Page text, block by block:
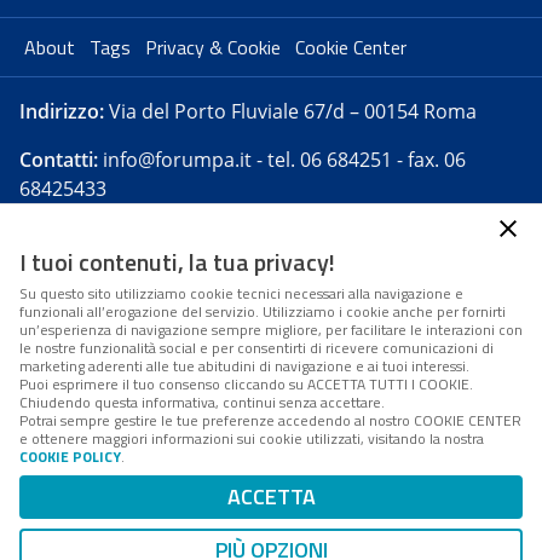
About Tags Privacy & Cookie Cookie Center
Indirizzo:Via del Porto Fluviale 67/d – 00154 Roma
Contatti: info@forumpa.it- tel. 06 684251 - fax. 06
68425433
Forumpa.itè una pubblicazione telematica iscritta
presso Registro della stampa del Tribunale di Roma -
Reg. n. 182 del 2 maggio 2008 - Direttore resp. Michela
Stentella
FPA s.r.l. è società soggetta a Direzione e
Coordinamento da parte di Digital360 S.p.A. - FPA s.r.l.
è un'azienda certificata per il sistema di management
Codice Fiscale/Partita IVA n. 10693191008 - R.E.A. Roma
n. 1249791. ISP AWS
Mappa del sito
I tuoi contenuti, la tua privacy!
Su questo sito utilizziamo cookie tecnici necessari alla navigazione e
funzionali all’erogazione del servizio. Utilizziamo i cookie anche per fornirti
un’esperienza di navigazione sempre migliore, per facilitare le interazioni con
le nostre funzionalità social e per consentirti di ricevere comunicazioni di
marketing aderenti alle tue abitudini di navigazione e ai tuoi interessi.
Puoi esprimere il tuo consenso cliccando su ACCETTA TUTTI I COOKIE.
Chiudendo questa informativa, continui senza accettare.
Potrai sempre gestire le tue preferenze accedendo al nostro COOKIE CENTER
e ottenere maggiori informazioni sui cookie utilizzati, visitando la nostra
COOKIE POLICY.
ACCETTA
PIÙ OPZIONI